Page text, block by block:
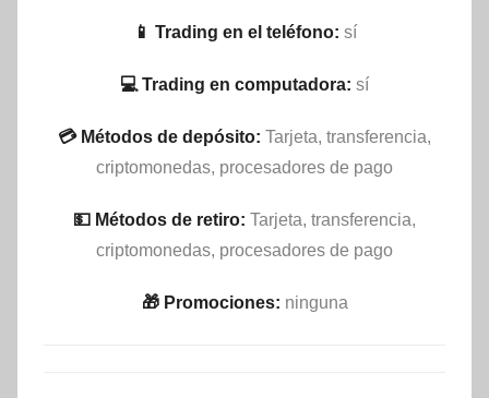
📱 Trading en el teléfono: sí
💻 Trading en computadora: sí
💳 Métodos de depósito: Tarjeta, transferencia,
criptomonedas, procesadores de pago
💵​ Métodos de retiro: Tarjeta, transferencia,
criptomonedas, procesadores de pago
🎁 Promociones: ninguna